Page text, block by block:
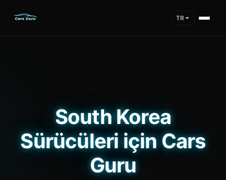
TR
South Korea
Sürücüleri için Cars
Guru